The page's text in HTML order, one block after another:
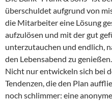
überschuldet aufgrund von
die Mitarbeiter eine Lösung
aufzulösen und mit der gut
unterzutauchen und endlich,
den Lebensabend zu
Nicht nur entwickeln sich bei
Tendenzen, die den Plan
noch schlimmer: eine